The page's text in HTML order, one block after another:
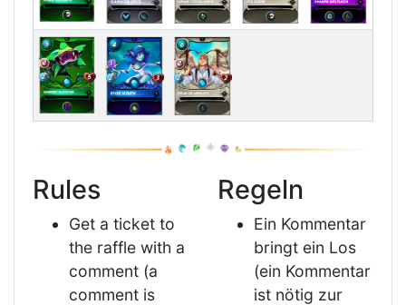
Rules
Get a ticket to
the raffle with a
comment (a
comment is
Regeln
Ein Kommentar
bringt ein Los
(ein Kommentar
ist nötig zur